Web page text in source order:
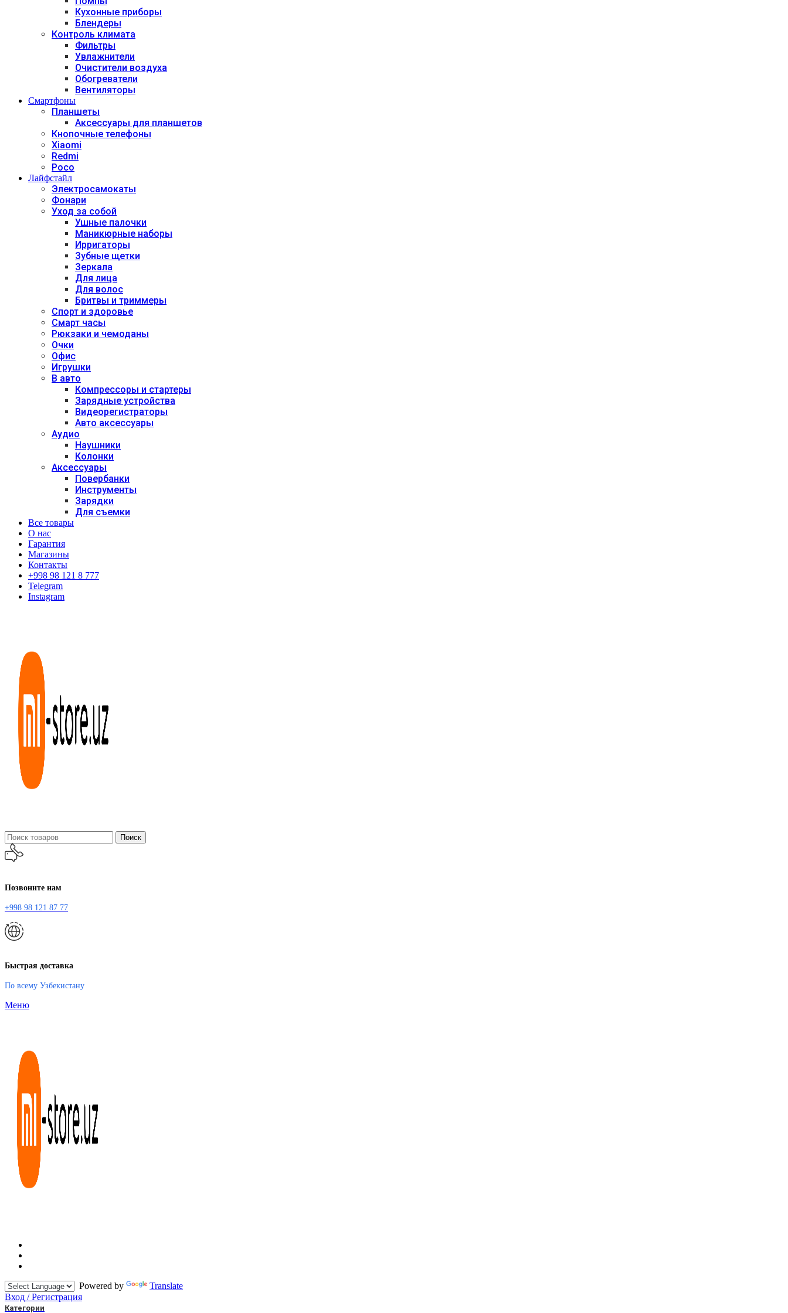
Кухонные приборы
Блендеры
Контроль климата
Фильтры
Увлажнители
Очистители воздуха
Обогреватели
Вентиляторы
Смартфоны
Планшеты
Аксессуары для планшетов
Кнопочные телефоны
Xiaomi
Redmi
Poco
Лайфстайл
Электросамокаты
Фонари
Уход за собой
Ушные палочки
Маникюрные наборы
Ирригаторы
Зубные щетки
Зеркала
Для лица
Для волос
Бритвы и триммеры
Спорт и здоровье
Смарт часы
Рюкзаки и чемоданы
Очки
Офис
Игрушки
В авто
Компрессоры и стартеры
Зарядные устройства
Видеорегистраторы
Авто аксессуары
Аудио
Наушники
Колонки
Аксессуары
Повербанки
Инструменты
Зарядки
Для съемки
Все товары
О нас
Гарантия
Магазины
Контакты
+998 98 121 8 777
Telegram
Instagram
Поиск
Позвоните нам
+998 98 121 87 77
Быстрая доставка
По всему Узбекистану
Меню
Powered by
Translate
Вход / Регистрация
Категории